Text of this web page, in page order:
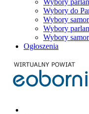
Wybory
Wybory do
Wybory
Wybory
Wybory
Ogłoszenia